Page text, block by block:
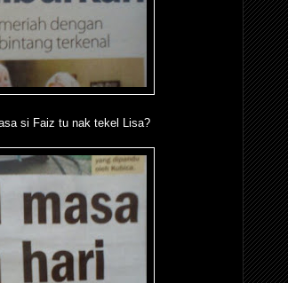
si Faiz tu nak tekel Lisa?